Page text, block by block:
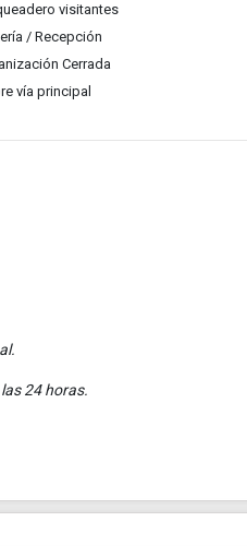
visitantes
/ Recepción
Cerrada
vía principal
24 horas.